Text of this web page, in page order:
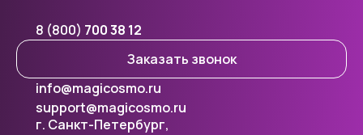
8 (800) 700 38 12
Заказать звонок
г. Санкт-Петербург,
info@magicosmo.ru
support@magicosmo.ru